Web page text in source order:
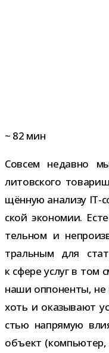
~ 82 мин
Совсем недавно
литов­ского
щён­ную ана­лизу IT-​
ской эко­но­мии.
тель­ном и
траль­ным для
к сфере услуг в том
наши оппо­ненты, не
хоть и ока­зы­вают
стью напря­мую
объ­ект